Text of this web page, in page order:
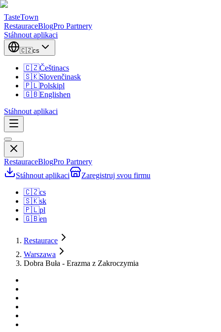
TasteTown
RestauraceBlogPro Partnery
Stáhnout aplikaci
🇨🇿cs
🇨🇿Češtinacs
🇸🇰Slovenčinask
🇵🇱Polskipl
🇬🇧Englishen
Stáhnout aplikaci
RestauraceBlogPro Partnery
Stáhnout aplikaci
Zaregistruj svou firmu
🇨🇿cs
🇸🇰sk
🇵🇱pl
🇬🇧en
Restaurace
Warszawa
Dobra Buła - Erazma z Zakroczymia